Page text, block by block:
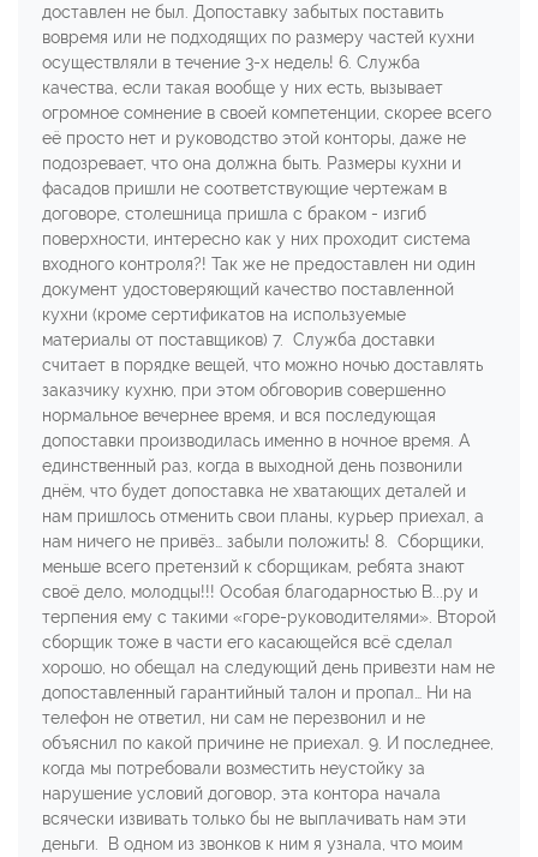
доставлен не был. Допоставку забытых поставить
вовремя или не подходящих по размеру частей кухни
осуществляли в течение 3-х недель! 6. Служба
качества, если такая вообще у них есть, вызывает
огромное сомнение в своей компетенции, скорее всего
её просто нет и руководство этой конторы, даже не
подозревает, что она должна быть. Размеры кухни и
фасадов пришли не соответствующие чертежам в
договоре, столешница пришла с браком - изгиб
поверхности, интересно как у них проходит система
входного контроля?! Так же не предоставлен ни один
документ удостоверяющий качество поставленной
кухни (кроме сертификатов на используемые
материалы от поставщиков) 7. Служба доставки
считает в порядке вещей, что можно ночью доставлять
заказчику кухню, при этом обговорив совершенно
нормальное вечернее время, и вся последующая
допоставки производилась именно в ночное время. А
единственный раз, когда в выходной день позвонили
днём, что будет допоставка не хватающих деталей и
нам пришлось отменить свои планы, курьер приехал, а
нам ничего не привёз… забыли положить! 8. Сборщики,
меньше всего претензий к сборщикам, ребята знают
своё дело, молодцы!!! Особая благодарностью В...ру и
терпения ему с такими «горе-руководителями». Второй
сборщик тоже в части его касающейся всё сделал
хорошо, но обещал на следующий день привезти нам не
допоставленный гарантийный талон и пропал… Ни на
телефон не ответил, ни сам не перезвонил и не
объяснил по какой причине не приехал. 9. И последнее,
когда мы потребовали возместить неустойку за
нарушение условий договор, эта контора начала
всячески извивать только бы не выплачивать нам эти
деньги. В одном из звонков к ним я узнала, что моим